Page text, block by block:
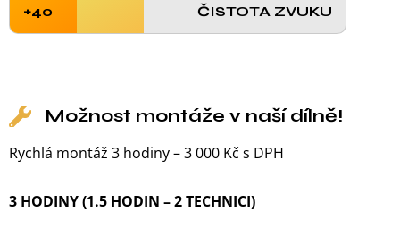
ČISTOTA ZVUKU
+40
Možnost montáže v naší dílně!
Rychlá montáž 3 hodiny – 3 000 Kč s DPH
3 HODINY (1.5 HODIN – 2 TECHNICI)